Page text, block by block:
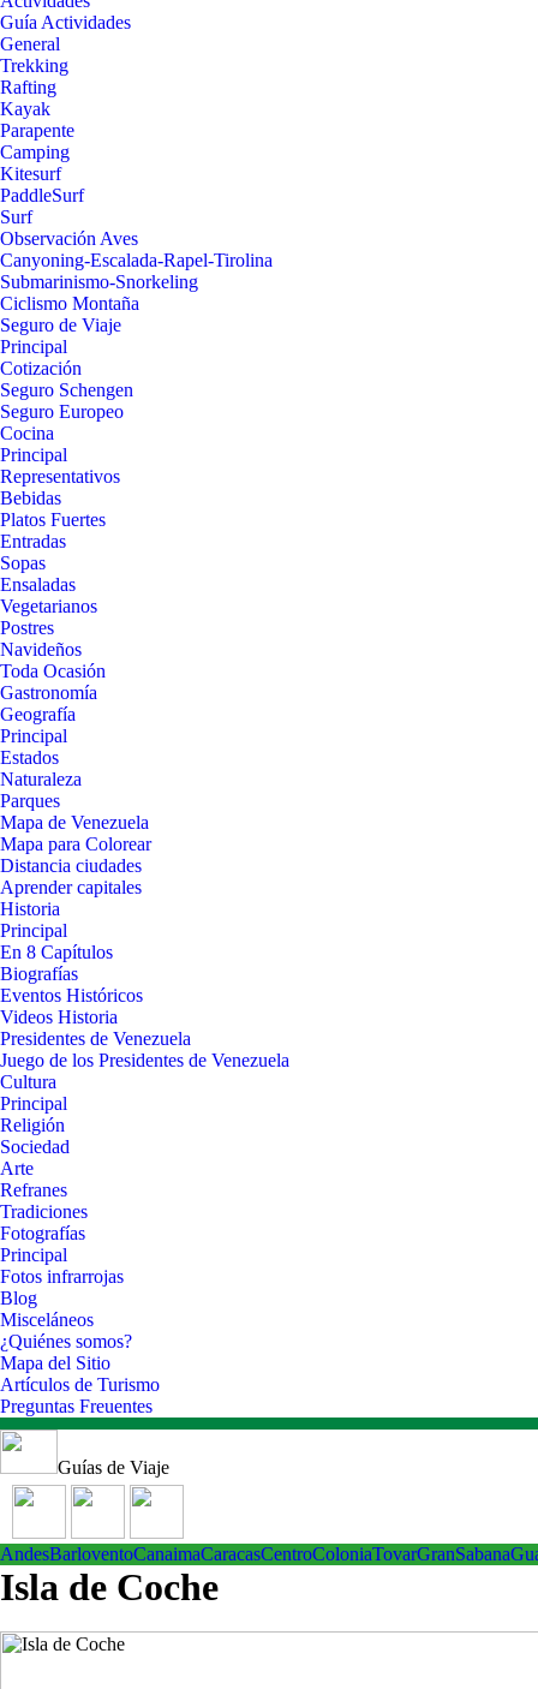
Guía Actividades
General
Trekking
Rafting
Kayak
Parapente
Camping
Kitesurf
PaddleSurf
Surf
Observación Aves
Canyoning-Escalada-Rapel-Tirolina
Submarinismo-Snorkeling
Ciclismo Montaña
Seguro de Viaje
Principal
Cotización
Seguro Schengen
Seguro Europeo
Cocina
Principal
Representativos
Bebidas
Platos Fuertes
Entradas
Sopas
Ensaladas
Vegetarianos
Postres
Navideños
Toda Ocasión
Gastronomía
Geografía
Principal
Estados
Naturaleza
Parques
Mapa de Venezuela
Mapa para Colorear
Distancia ciudades
Aprender capitales
Historia
Principal
En 8 Capítulos
Biografías
Eventos Históricos
Videos Historia
Presidentes de Venezuela
Juego de los Presidentes de Venezuela
Cultura
Principal
Religión
Sociedad
Arte
Refranes
Tradiciones
Fotografías
Principal
Fotos infrarrojas
Blog
Misceláneos
¿Quiénes somos?
Mapa del Sitio
Artículos de Turismo
Preguntas Freuentes
Guías de Viaje
AndesBarloventoCanaimaCaracasCentroColoniaTovarGranSabana
Isla de Coche